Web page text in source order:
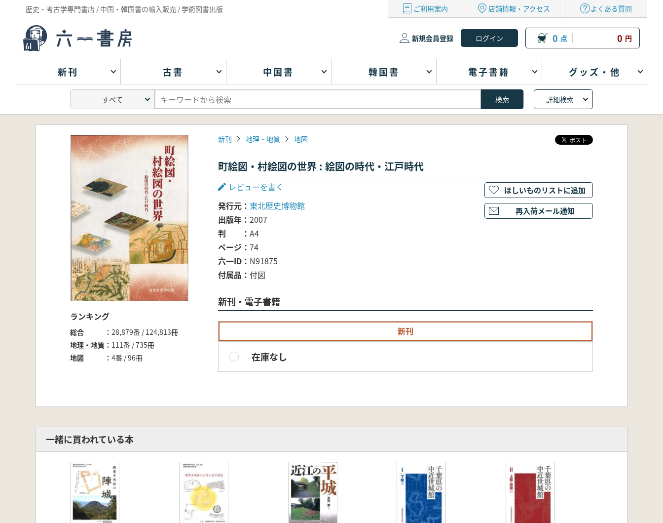
歴史・考古学専門書店 / 中国・韓国書の輸入販売 / 学術図書出版 ご利用案内 店舗情報・アクセス よくある質問
新規会員登録 0 点 0 円
新刊 古書 中国書 韓国書 電子書籍 グッズ・他
詳細検索
ランキング
総合
28,879番 / 124,813冊
地理・地質
111番 / 735冊
地図
4番 / 96冊
新刊 地理・地質 地図
町絵図・村絵図の世界 : 絵図の時代・江戸時代
レビューを書く
発行元
東北歴史博物館
出版年
2007
判
A4
ページ
74
六一ID
N91875
付属品
付図
新刊・電子書籍
新刊
在庫なし
ほしいものリストに追加
再入荷メール通知
一緒に買われている本